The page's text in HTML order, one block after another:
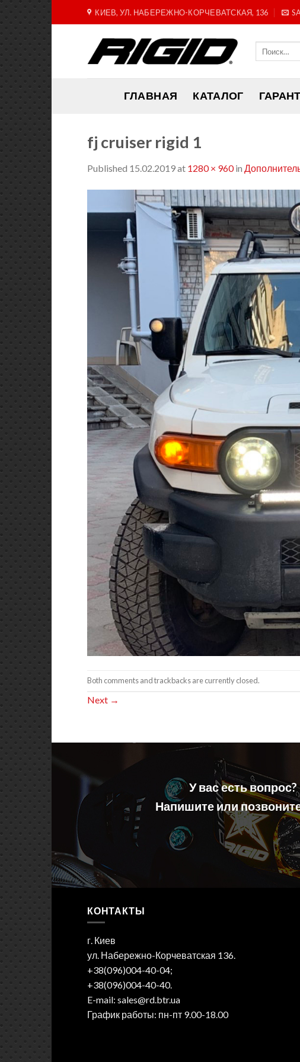
to
КИЕВ, УЛ. НАБЕРЕЖНО-КОРЧЕВАТСКАЯ, 136
ГЛАВНАЯ КАТАЛОГ
fj cruiser rigid 1
Published 15.02.2019at 1280 × 960in
Both comments and trackbacks are currently closed.
Next →
У вас есть вопрос?
Напишите или
КОНТАКТЫ
г. Киев
ул. Набережно-Корчеватская 136.
+38(096)004-40-04;
+38(096)004-40-40.
E-mail: sales@rd.btr.ua
График работы: пн-пт 9.00-18.00